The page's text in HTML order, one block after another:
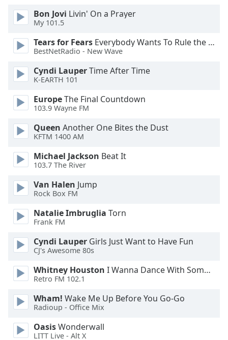
Text
Color
Opacity
Text
Background
Color
Opacity
Caption
Background
Color
Opacity
Size
Text
Edge
Bon Jovi Livin' On a Prayer
My 101.5
Tears for Fears Everybody Wants To Rule the World
BestNetRadio - New Wave
Cyndi LauperTime After Time
K-EARTH 101
EuropeThe Final Countdown
103.9 Wayne FM
Queen Another One Bites the Dust
KFTM 1400 AM
Michael Jackson Beat It
103.7 The River
Van Halen Jump
Rock Box FM
Natalie Imbruglia Torn
Frank FM
Cyndi Lauper Girls Just Want to Have Fun
CJ's Awesome 80s
Whitney Houston I Wanna Dance With Somebody
Retro FM 102.1
Wham! Wake Me Up Before You Go-Go
Radioup - Office Mix
OasisWonderwall
LITT Live - Alt X